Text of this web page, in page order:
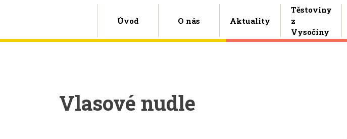
Úvod O nás Aktuality
Těstoviny
z
Vysočiny
Vlasové nudle